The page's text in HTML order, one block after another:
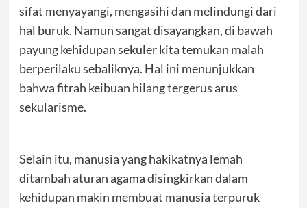
sifat menyayangi, mengasihi dan melindungi dari
hal buruk. Namun sangat disayangkan, di bawah
payung kehidupan sekuler kita temukan malah
berperilaku sebaliknya. Hal ini menunjukkan
bahwa fitrah keibuan hilang tergerus arus
sekularisme.
Selain itu, manusia yang hakikatnya lemah
ditambah aturan agama disingkirkan dalam
kehidupan makin membuat manusia terpuruk